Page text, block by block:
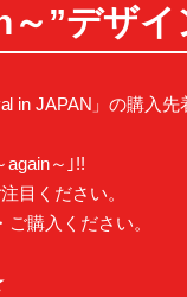
”デザイ
in JAPAN」の購入
～｣!!
目ください。
購入ください。